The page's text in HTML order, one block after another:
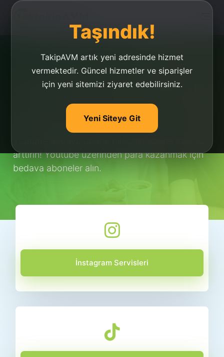
Taşındık!
TakipAVM artık yeni adresinde hizmet
vermektedir. Güncel hizmetler ve siparişler
için yeni sitemizi ziyaret edebilirsiniz.
Yeni Siteye Git
Youtube Bedava Abone
arttırın! Youtube üzerinden para kazanmak için
bedava aboneler alın.
İnstagram Servisleri